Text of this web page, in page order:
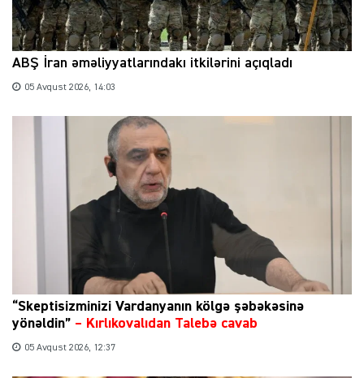
ABŞ İran əməliyyatlarındakı itkilərini açıqladı
05 Avqust 2026, 14:03
“Skeptisizminizi Vardanyanın kölgə şəbəkəsinə
yönəldin” – Kırlıkovalıdan Talebə cavab
05 Avqust 2026, 12:37